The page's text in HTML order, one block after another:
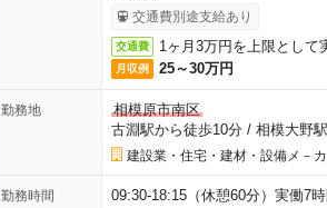
交通費別途支給あり
交通費 1ヶ月3万円を上限として
月収例 25～30万円
勤務地
相模原市南区
古淵駅から徒歩10分/ 相模大野
建設業・住宅・建材・設備メ－カ
勤務時間 09:30-18:15（休憩60分）実働7